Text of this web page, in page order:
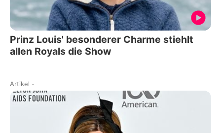
Prinz Louis' besonderer Charme stiehlt
allen Royals die Show
Artikel -